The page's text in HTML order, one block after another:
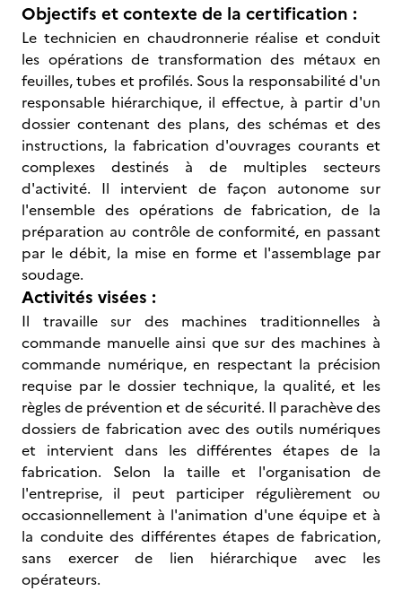
Objectifs et contexte de la certification :
Le technicien en chaudronnerie réalise et conduit
les opérations de transformation des métaux en
feuilles, tubes et profilés. Sous la responsabilité d'un
responsable hiérarchique, il effectue, à partir d'un
dossier contenant des plans, des schémas et des
instructions, la fabrication d'ouvrages courants et
complexes destinés à de multiples secteurs
d'activité. Il intervient de façon autonome sur
l'ensemble des opérations de fabrication, de la
préparation au contrôle de conformité, en passant
par le débit, la mise en forme et l'assemblage par
soudage.
Activités visées :
Il travaille sur des machines traditionnelles à
commande manuelle ainsi que sur des machines à
commande numérique, en respectant la précision
requise par le dossier technique, la qualité, et les
règles de prévention et de sécurité. Il parachève des
dossiers de fabrication avec des outils numériques
et intervient dans les différentes étapes de la
fabrication. Selon la taille et l'organisation de
l'entreprise, il peut participer régulièrement ou
occasionnellement à l'animation d'une équipe et à
la conduite des différentes étapes de fabrication,
sans exercer de lien hiérarchique avec les
opérateurs.